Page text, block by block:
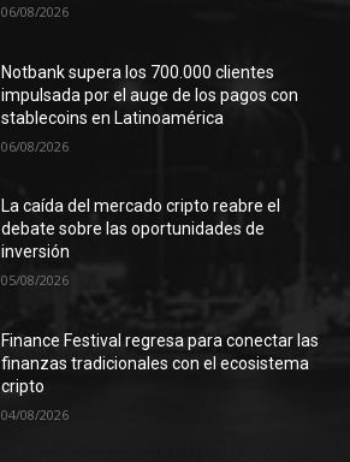
06/08/2026
Notbank supera los 700.000 clientes
impulsada por el auge de los pagos con
stablecoins en Latinoamérica
06/08/2026
La caída del mercado cripto reabre el
debate sobre las oportunidades de
inversión
05/08/2026
Finance Festival regresa para conectar las
finanzas tradicionales con el ecosistema
cripto
04/08/2026